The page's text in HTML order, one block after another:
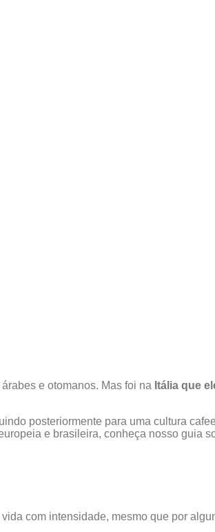
e otomanos. Mas foi na Itália que
posteriormente para uma cultura
e brasileira, conheça nosso guia
com intensidade, mesmo que por